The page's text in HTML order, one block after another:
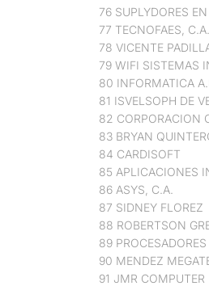
76 SUPLYDORES
77 TECNOFAES, C.A.
78 VICENTE
79 WIFI SISTEMAS
80 INFORMATICA
81 ISVELSOPH DE
82 CORPORACION
83 BRYAN
84 CARDISOFT
85 APLICACIONES
86 ASYS, C.A.
87 SIDNEY FLOREZ
88 ROBERTSON
89
90 MENDEZ
91 JMR COMPUTER